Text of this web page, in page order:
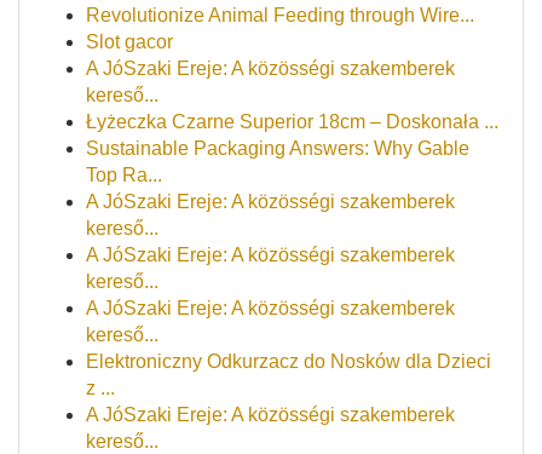
Revolutionize Animal Feeding through Wire...
Slot gacor
A JóSzaki Ereje: A közösségi szakemberek
kereső...
Łyżeczka Czarne Superior 18cm – Doskonała ...
Sustainable Packaging Answers: Why Gable
Top Ra...
A JóSzaki Ereje: A közösségi szakemberek
kereső...
A JóSzaki Ereje: A közösségi szakemberek
kereső...
A JóSzaki Ereje: A közösségi szakemberek
kereső...
Elektroniczny Odkurzacz do Nosków dla Dzieci
z ...
A JóSzaki Ereje: A közösségi szakemberek
kereső...